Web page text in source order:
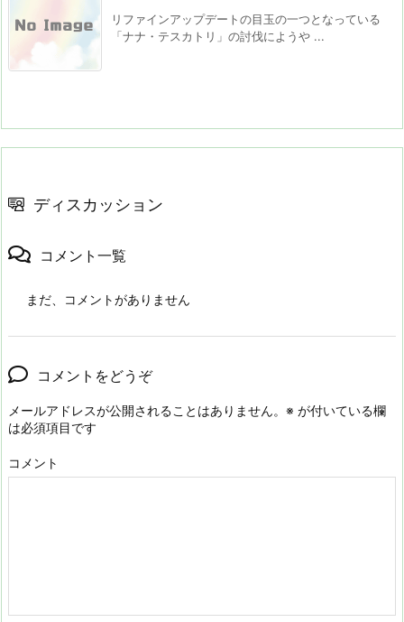
リファインアップデートの目玉の一つとなっている
「ナナ・テスカトリ」の討伐にようや ...
ディスカッション
コメント一覧
まだ、コメントがありません
コメントをどうぞ
メールアドレスが公開されることはありません。 ※ が付いている欄
は必須項目です
コメント